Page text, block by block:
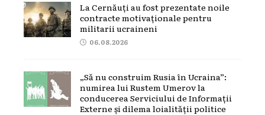
La Cernăuți au fost prezentate noile
contracte motivaționale pentru
militarii ucraineni
06.08.2026
„Să nu construim Rusia în Ucraina”:
numirea lui Rustem Umerov la
conducerea Serviciului de Informații
Externe și dilema loialității politice